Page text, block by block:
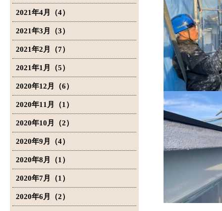
2021年4月（4）
2021年3月（3）
2021年2月（7）
2021年1月（5）
2020年12月（6）
2020年11月（1）
2020年10月（2）
2020年9月（4）
2020年8月（1）
2020年7月（1）
2020年6月（2）